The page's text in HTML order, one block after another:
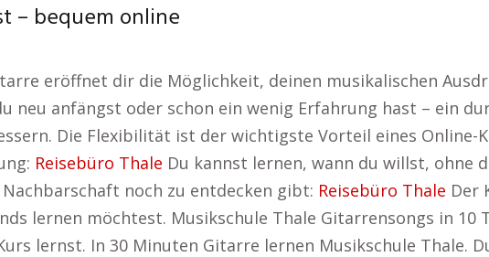
– bequem online
eröffnet dir die Möglichkeit, deinen musikalischen
neu anfängst oder schon ein wenig Erfahrung hast – ein
Die Flexibilität ist der wichtigste Vorteil eines Online-
Reisebüro Thale Du kannst lernen, wann du willst, ohne
noch zu entdecken gibt: Reisebüro Thale Der
lernen möchtest. Musikschule Thale Gitarrensongs in
lernst. In 30 Minuten Gitarre lernen Musikschule Thale.